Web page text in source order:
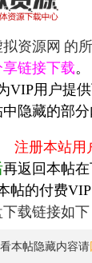
拟资源网 的
链接下载。
VIP用户提
隐藏的部分
注册本站用
再返回本帖在
帖的付费
载链接如下
本帖隐藏内容请